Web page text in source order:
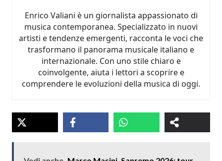
Enrico Valiani è un giornalista appassionato di
musica contemporanea. Specializzato in nuovi
artisti e tendenze emergenti, racconta le voci che
trasformano il panorama musicale italiano e
internazionale. Con uno stile chiaro e
coinvolgente, aiuta i lettori a scoprire e
comprendere le evoluzioni della musica di oggi.